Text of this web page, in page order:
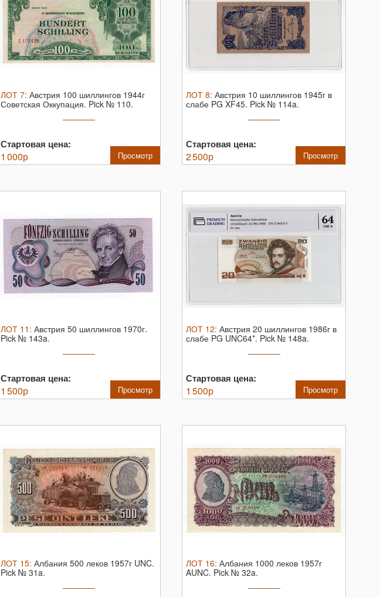
ЛОТ 7: Австрия 100 шиллингов 1944г
Советская Оккупация. Pick № 110.
Стартовая цена:
1 000р Просмотр
ЛОТ 8: Австрия 10 шиллингов 1945г в
слабе PG XF45. Pick № 114a.
Стартовая цена:
2 500р Просмотр
ЛОТ 11 : Австрия 50 шиллингов 1970г.
Pick № 143a.
Стартовая цена:
1 500р Просмотр
ЛОТ 12: Австрия 20 шиллингов 1986г в
слабе PG UNC64*. Pick № 148a.
Стартовая цена:
1 500р Просмотр
ЛОТ 15: Албания 500 леков 1957г UNC.
Pick № 31a.
ЛОТ 16: Албания 1000 леков 1957г
AUNC. Pick № 32a.